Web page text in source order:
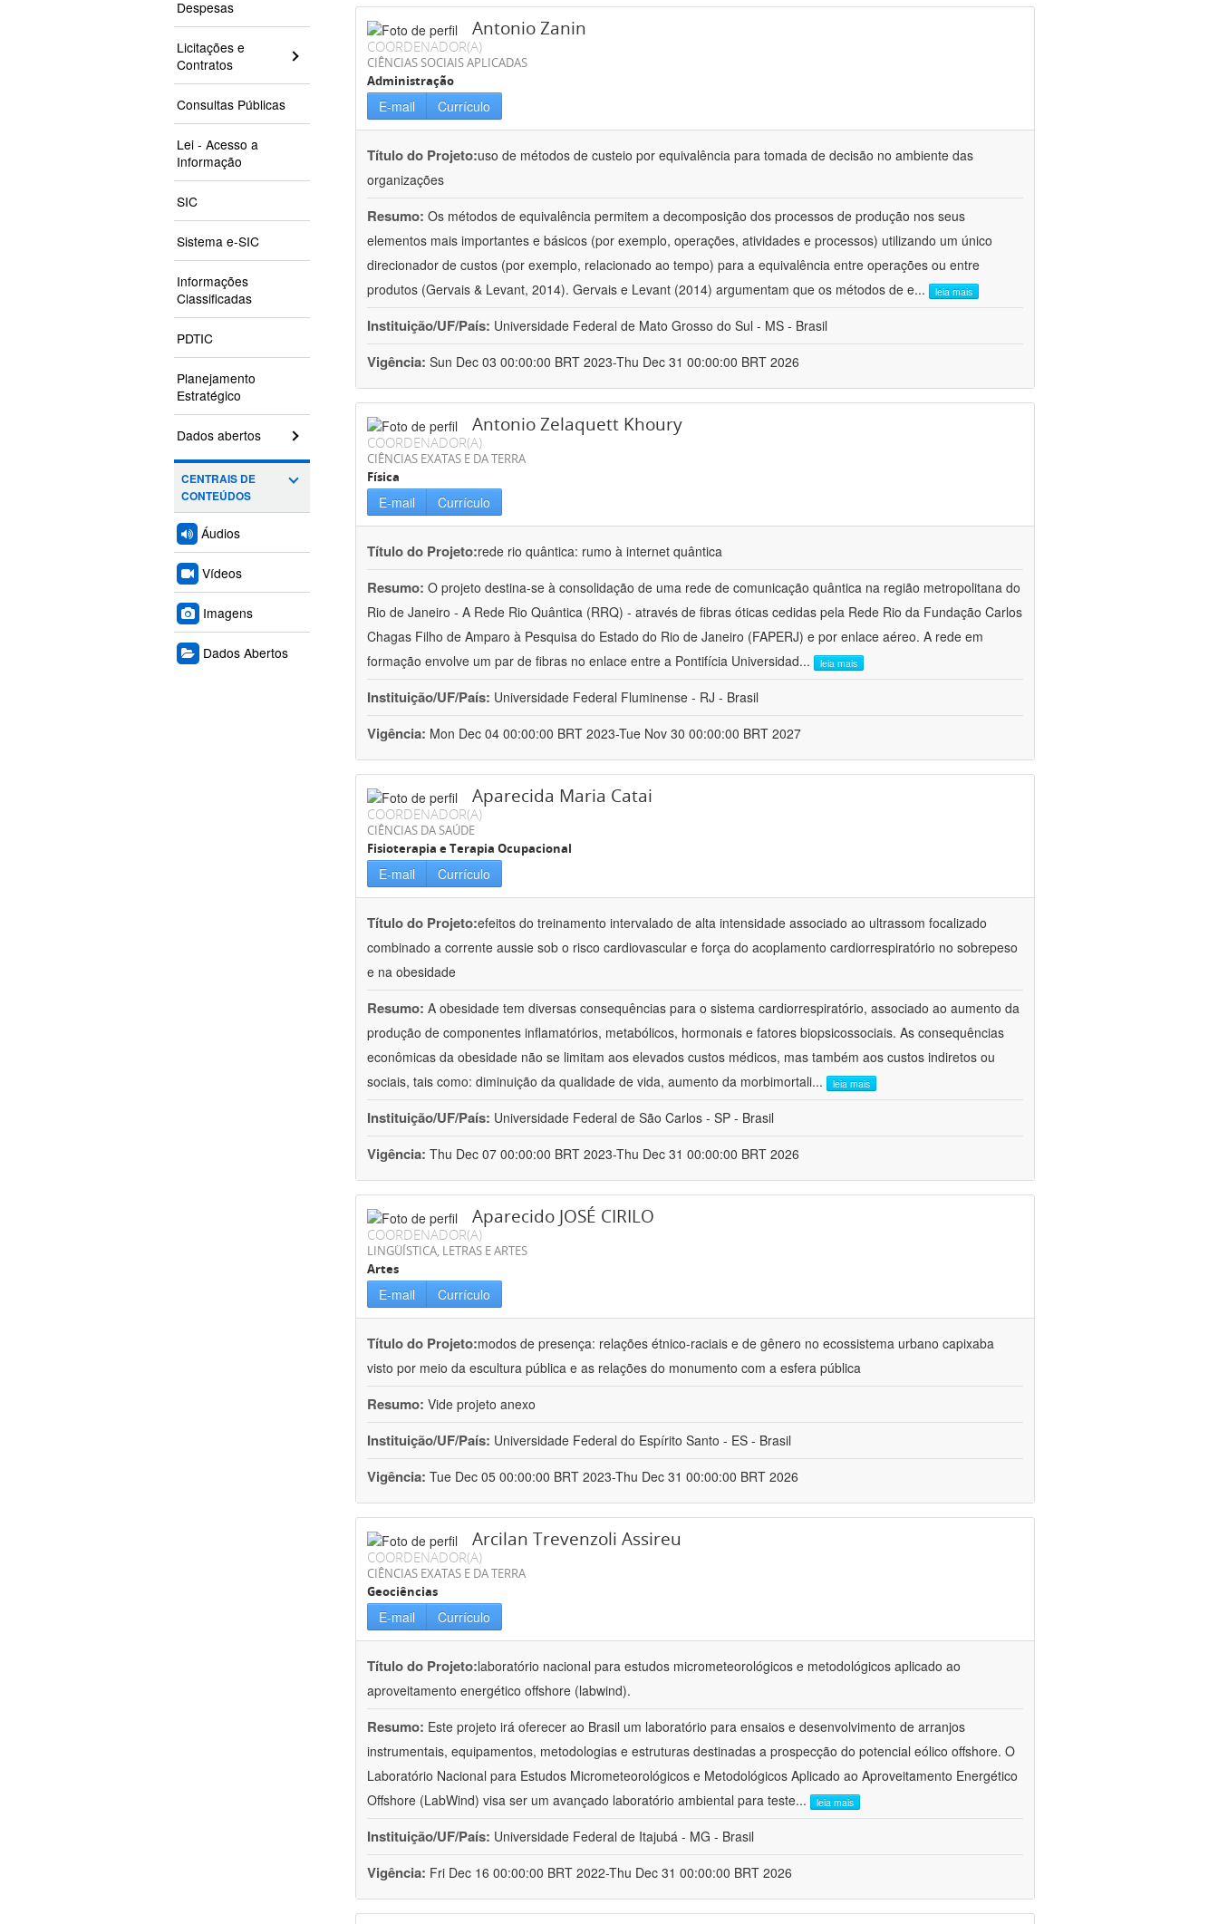
Despesas
Licitações e
Contratos
Consultas Públicas
Lei - Acesso a
Informação
SIC
Sistema e-SIC
Informações
Classificadas
PDTIC
Planejamento
Estratégico
Dados abertos
CENTRAIS DE
CONTEÚDOS
Áudios
Vídeos
Imagens
Dados Abertos
Antonio Zanin
COORDENADOR(A)
CIÊNCIAS SOCIAIS APLICADAS
Administração
E-mail Currículo
Título do Projeto:uso de métodos de custeio por equivalência para tomada de decisão no ambiente das
organizações
Resumo: Os métodos de equivalência permitem a decomposição dos processos de produção nos seus
elementos mais importantes e básicos (por exemplo, operações, atividades e processos) utilizando um único
direcionador de custos (por exemplo, relacionado ao tempo) para a equivalência entre operações ou entre
produtos (Gervais & Levant, 2014). Gervais e Levant (2014) argumentam que os métodos de e... leia mais
Instituição/UF/País: Universidade Federal de Mato Grosso do Sul - MS - Brasil
Vigência: Sun Dec 03 00:00:00 BRT 2023-Thu Dec 31 00:00:00 BRT 2026
Antonio Zelaquett Khoury
COORDENADOR(A)
CIÊNCIAS EXATAS E DA TERRA
Física
E-mail Currículo
Título do Projeto:rede rio quântica: rumo à internet quântica
Resumo: O projeto destina-se à consolidação de uma rede de comunicação quântica na região metropolitana do
Rio de Janeiro - A Rede Rio Quântica (RRQ) - através de fibras óticas cedidas pela Rede Rio da Fundação Carlos
Chagas Filho de Amparo à Pesquisa do Estado do Rio de Janeiro (FAPERJ) e por enlace aéreo. A rede em
formação envolve um par de fibras no enlace entre a Pontifícia Universidad... leia mais
Instituição/UF/País: Universidade Federal Fluminense - RJ - Brasil
Vigência: Mon Dec 04 00:00:00 BRT 2023-Tue Nov 30 00:00:00 BRT 2027
Aparecida Maria Catai
COORDENADOR(A)
CIÊNCIAS DA SAÚDE
Fisioterapia e Terapia Ocupacional
E-mail Currículo
Título do Projeto:efeitos do treinamento intervalado de alta intensidade associado ao ultrassom focalizado
combinado a corrente aussie sob o risco cardiovascular e força do acoplamento cardiorrespiratório no sobrepeso
e na obesidade
Resumo: A obesidade tem diversas consequências para o sistema cardiorrespiratório, associado ao aumento da
produção de componentes inflamatórios, metabólicos, hormonais e fatores biopsicossociais. As consequências
econômicas da obesidade não se limitam aos elevados custos médicos, mas também aos custos indiretos ou
sociais, tais como: diminuição da qualidade de vida, aumento da morbimortali... leia mais
Instituição/UF/País: Universidade Federal de São Carlos - SP - Brasil
Vigência: Thu Dec 07 00:00:00 BRT 2023-Thu Dec 31 00:00:00 BRT 2026
Aparecido JOSÉ CIRILO
COORDENADOR(A)
LINGÜÍSTICA, LETRAS E ARTES
Artes
E-mail Currículo
Título do Projeto:modos de presença: relações étnico-raciais e de gênero no ecossistema urbano capixaba
visto por meio da escultura pública e as relações do monumento com a esfera pública
Resumo: Vide projeto anexo
Instituição/UF/País: Universidade Federal do Espírito Santo - ES - Brasil
Vigência: Tue Dec 05 00:00:00 BRT 2023-Thu Dec 31 00:00:00 BRT 2026
Arcilan Trevenzoli Assireu
COORDENADOR(A)
CIÊNCIAS EXATAS E DA TERRA
Geociências
E-mail Currículo
Título do Projeto:laboratório nacional para estudos micrometeorológicos e metodológicos aplicado ao
aproveitamento energético offshore (labwind).
Resumo: Este projeto irá oferecer ao Brasil um laboratório para ensaios e desenvolvimento de arranjos
instrumentais, equipamentos, metodologias e estruturas destinadas a prospecção do potencial eólico offshore. O
Laboratório Nacional para Estudos Micrometeorológicos e Metodológicos Aplicado ao Aproveitamento Energético
Offshore (LabWind) visa ser um avançado laboratório ambiental para teste... leia mais
Instituição/UF/País: Universidade Federal de Itajubá - MG - Brasil
Vigência: Fri Dec 16 00:00:00 BRT 2022-Thu Dec 31 00:00:00 BRT 2026